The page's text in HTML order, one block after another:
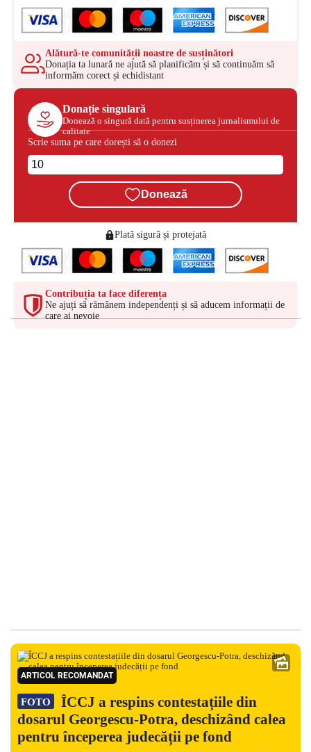
Alătură-te comunității noastre de susținători
Donația ta lunară ne ajută să planificăm și să continuăm să
informăm corect și echidistant
Donație singulară
Donează o singură dată pentru susținerea jurnalismului de
calitate
Scrie suma pe care dorești să o donezi
Donează
Plată sigură și protejată
Contribuția ta face diferența
Ne ajuți să rămânem independenți și să aducem informații de
care ai nevoie
ARTICOL RECOMANDAT
FOTO
ÎCCJ a respins contestațiile din
dosarul Georgescu-Potra, deschizând calea
pentru începerea judecății pe fond